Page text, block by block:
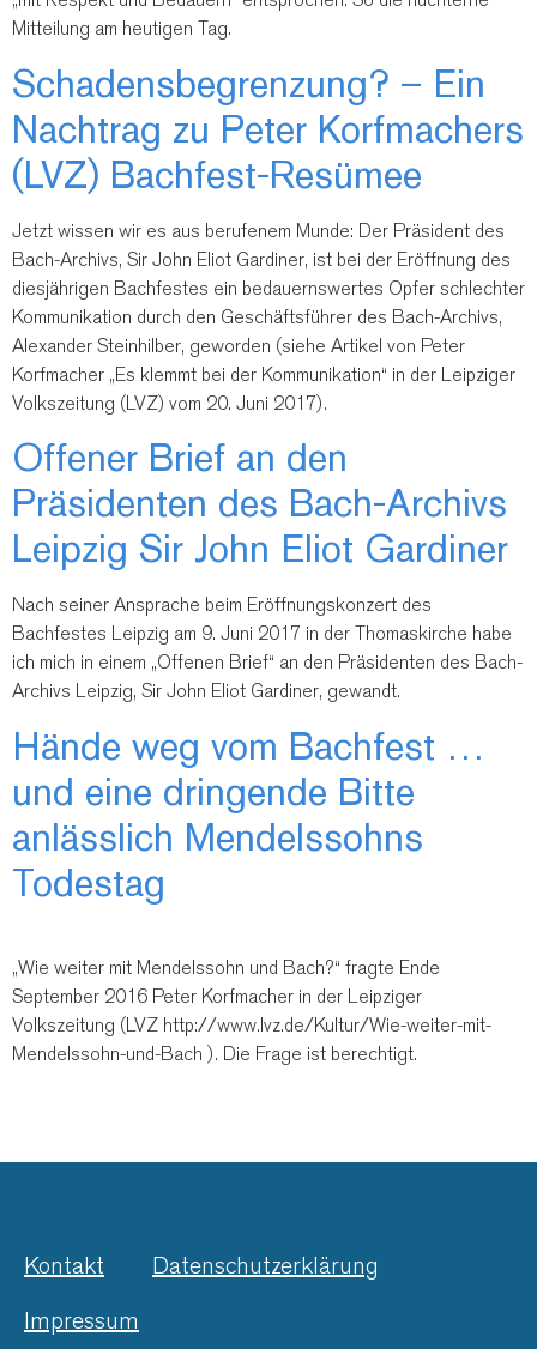
Mitteilung am heutigen Tag.
Schadensbegrenzung? – Ein
Nachtrag zu Peter Korfmachers
(LVZ) Bachfest-Resümee
Jetzt wissen wir es aus berufenem Munde: Der Präsident des
Bach-Archivs, Sir John Eliot Gardiner, ist bei der Eröffnung des
diesjährigen Bachfestes ein bedauernswertes Opfer schlechter
Kommunikation durch den Geschäftsführer des Bach-Archivs,
Alexander Steinhilber, geworden (siehe Artikel von Peter
Korfmacher „Es klemmt bei der Kommunikation“ in der Leipziger
Volkszeitung (LVZ) vom 20. Juni 2017).
Offener Brief an den
Präsidenten des Bach-Archivs
Leipzig Sir John Eliot Gardiner
Nach seiner Ansprache beim Eröffnungskonzert des
Bachfestes Leipzig am 9. Juni 2017 in der Thomaskirche habe
ich mich in einem „Offenen Brief“ an den Präsidenten des Bach-
Archivs Leipzig, Sir John Eliot Gardiner, gewandt.
Hände weg vom Bachfest …
und eine dringende Bitte
anlässlich Mendelssohns
Todestag
„Wie weiter mit Mendelssohn und Bach?“ fragte Ende
September 2016 Peter Korfmacher in der Leipziger
Volkszeitung (LVZ http://www.lvz.de/Kultur/Wie-weiter-mit-
Mendelssohn-und-Bach ). Die Frage ist berechtigt.
Kontakt
Datenschutzerklärung
Impressum